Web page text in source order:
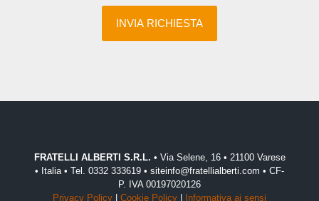
FRATELLI ALBERTI S.R.L. • Via Selene, 16 • 21100 Varese
• Italia • Tel. 0332 333619 • siteinfo@fratellialberti.com • CF-
P. IVA 00197020126
Privacy Policy
Cookie Policy Informativa ai sensi